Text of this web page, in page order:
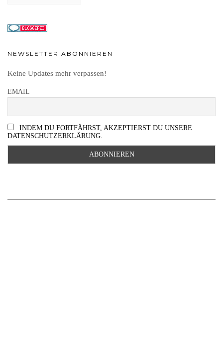
NEWSLETTER ABONNIEREN
Keine Updates mehr verpassen!
EMAIL
INDEM DU FORTFÄHRST, AKZEPTIERST DU UNSERE
DATENSCHUTZERKLÄRUNG.